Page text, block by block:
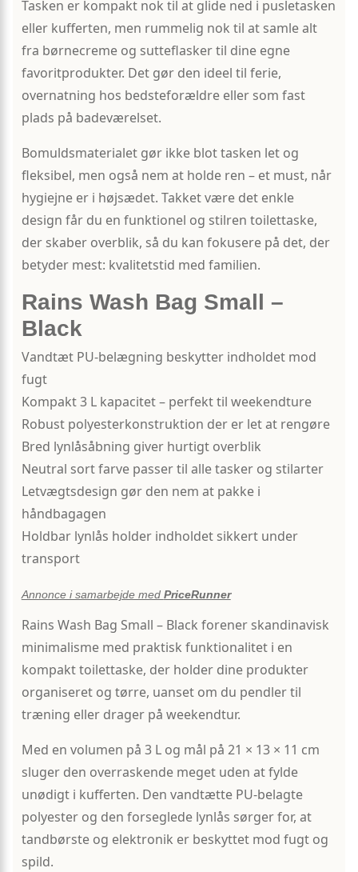
Tasken er kompakt nok til at glide ned i pusletasken
eller kufferten, men rummelig nok til at samle alt
fra børnecreme og sutteflasker til dine egne
favoritprodukter. Det gør den ideel til ferie,
overnatning hos bedsteforældre eller som fast
plads på badeværelset.
Bomuldsmaterialet gør ikke blot tasken let og
fleksibel, men også nem at holde ren – et must, når
hygiejne er i højsædet. Takket være det enkle
design får du en funktionel og stilren toilettaske,
der skaber overblik, så du kan fokusere på det, der
betyder mest: kvalitetstid med familien.
Rains Wash Bag Small –
Black
Vandtæt PU-belægning beskytter indholdet mod
fugt
Kompakt 3 L kapacitet – perfekt til weekendture
Robust polyesterkonstruktion der er let at rengøre
Bred lynlåsåbning giver hurtigt overblik
Neutral sort farve passer til alle tasker og stilarter
Letvægtsdesign gør den nem at pakke i
håndbagagen
Holdbar lynlås holder indholdet sikkert under
transport
Annonce i samarbejde med PriceRunner
Rains Wash Bag Small – Black forener skandinavisk
minimalisme med praktisk funktionalitet i en
kompakt toilettaske, der holder dine produkter
organiseret og tørre, uanset om du pendler til
træning eller drager på weekendtur.
Med en volumen på 3 L og mål på 21 × 13 × 11 cm
sluger den overraskende meget uden at fylde
unødigt i kufferten. Den vandtætte PU-belagte
polyester og den forseglede lynlås sørger for, at
tandbørste og elektronik er beskyttet mod fugt og
spild.